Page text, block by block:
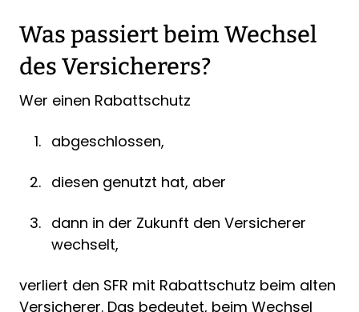
Was passiert beim Wechsel
des Versicherers?
Wer einen Rabattschutz
abgeschlossen,
diesen genutzt hat, aber
dann in der Zukunft den Versicherer
wechselt,
verliert den SFR mit Rabattschutz beim alten
Versicherer. Das bedeutet, beim Wechsel